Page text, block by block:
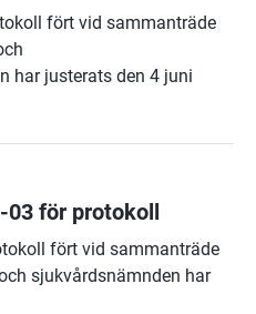
fört vid sammanträde
har justerats den 4 juni
03 för protokoll
fört vid sammanträde
sjukvårdsnämnden har